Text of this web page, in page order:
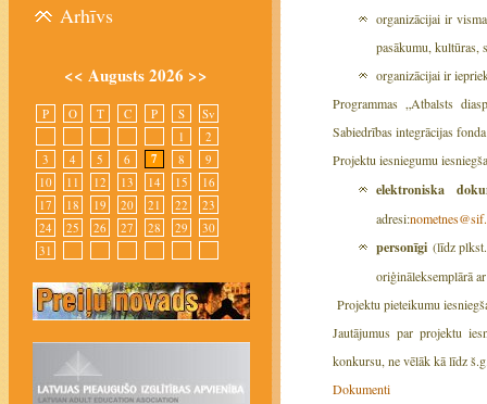
organizācijai ir
pasākumu, kultūras,
organizācijai ir
Programmas „Atbalsts
Sabiedrības integrācijas
Projektu iesniegumu
elektroniska
adresi:
personīgi (līdz
oriģināleksemplārā
Projektu pieteikumu
Jautājumus par projektu
konkursu, ne vēlāk kā līdz
Dokumenti
Arhīvs
<< Augusts 2026 >>
P O T C P S
Sv
1
2
3
4 5 6 7 8
9
10
11 12 13 14 15
16
17
18 19 20 21 22
23
24
25 26 27 28 29
30
31